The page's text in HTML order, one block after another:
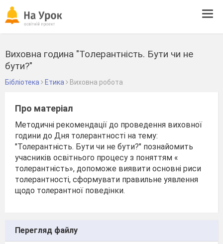
Виховна година "Толерантність. Бути чи не
бути?"
Бібліотека Етика Виховна робота
Про матеріал
Методичні рекомендації до проведення виховної
години до Дня толерантності на тему:
"Толерантність. Бути чи не бути?" познайомить
учасників освітнього процесу з поняттям «
толерантність», допоможе виявити основні риси
толерантності, сформувати правильне уявлення
щодо толерантної поведінки.
Перегляд файлу